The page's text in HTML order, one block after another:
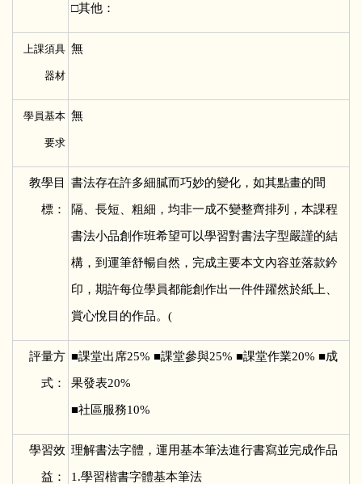
□其他：
上課須具
器材
無
學員基本
要求
無
教學目
標：
書法存在許多細膩而巧妙的變化，如其點畫的間
隔、長短、粗細，均非一成不變整齊排列，本課程
書法小品創作班希望可以學習對書法字型嚴謹的結
構，到運筆舒暢自然，完成主要本文內容並落款鈐
印，期許每位學員都能創作出一件件躍然於紙上、
賞心悅目的作品。(
評量方
式：
■課堂出席25% ■課堂參與25% ■課堂作業20% ■成
果發表20%
■社區服務10%
學習效
益：
理解書法字體，運用基本筆法進行書寫並完成作品
1.學習楷書字體基本筆法